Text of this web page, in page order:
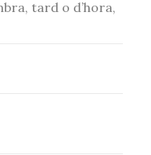
tard o d’hora,